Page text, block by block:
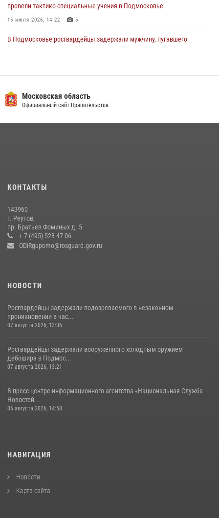
провели тактико-специальные учения в Подмосковье
15 июля 2026, 14:22 5
В Подмосковье росгвардейцы задержали мужчину, пугавшего
федеральном розыске (видео)
22 июля 2026, 14:15 1
препятствий со стрельбой
Росгвардейцы открыли свои двери для школьников в Подмосковье
18 июля 2026, 07:03
Московская область
Официальный сайт Правительства
КОНТАКТЫ
143960
г. Реутов,
пр. Братьев Фоминых д. 5
+ 7 (495) 528-47-06
ODiRgupomo@rosguard.gov.ru
НОВОСТИ
Росгвардейцы задержали подозреваемого в незаконном
проникновении в час...
07 августа 2026, 13:36
Росгвардейцы задержали вооруженного холодным оружием
дебошира в Подмос...
07 августа 2026, 13:21
В пресс-центре информационного агентства «Национальная Служба
Новостей...
06 августа 2026, 14:58
НАВИГАЦИЯ
Новости
Карта сайта